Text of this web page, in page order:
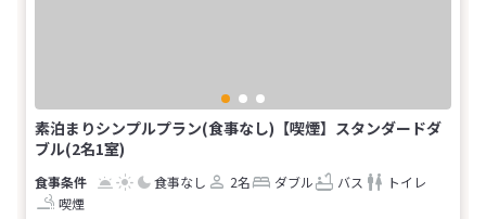
素泊まりシンプルプラン(食事なし)【喫煙】スタンダードダ
ブル(2名1室)
食事なし 2名 ダブル バス
トイレ
喫煙